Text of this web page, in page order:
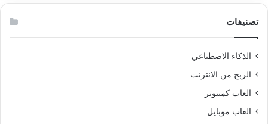
تصنيفات
الذكاء الاصطناعي
الربح من الانترنت
العاب كمبيوتر
العاب موبايل